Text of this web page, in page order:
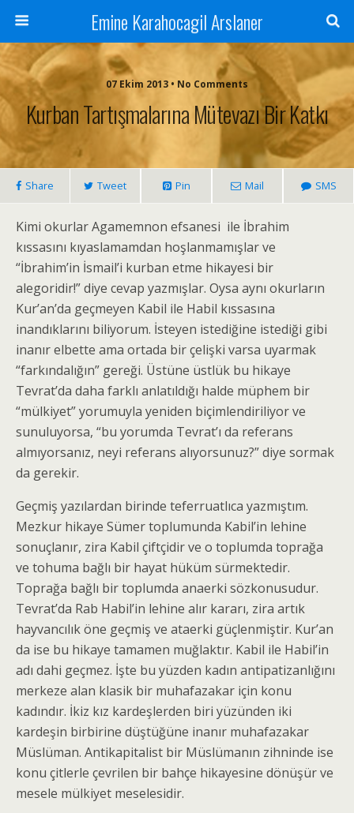
Emine Karahocagil Arslaner
07 Ekim 2013 • No Comments
Kurban Tartışmalarına Mütevazı Bir Katkı
Share Tweet Pin Mail SMS
Kimi okurlar Agamemnon efsanesi ile İbrahim
kıssasını kıyaslamamdan hoşlanmamışlar ve
“İbrahim’in İsmail’i kurban etme hikayesi bir
alegoridir!” diye cevap yazmışlar. Oysa aynı okurların
Kur’an’da geçmeyen Kabil ile Habil kıssasına
inandıklarını biliyorum. İsteyen istediğine istediği gibi
inanır elbette ama ortada bir çelişki varsa uyarmak
“farkındalığın” gereği. Üstüne üstlük bu hikaye
Tevrat’da daha farklı anlatıldığı halde müphem bir
“mülkiyet” yorumuyla yeniden biçimlendiriliyor ve
sunuluyorsa, “bu yorumda Tevrat’ı da referans
almıyorsanız, neyi referans alıyorsunuz?” diye sormak
da gerekir.
Geçmiş yazılardan birinde teferruatlıca yazmıştım.
Mezkur hikaye Sümer toplumunda Kabil’in lehine
sonuçlanır, zira Kabil çiftçidir ve o toplumda toprağa
ve tohuma bağlı bir hayat hüküm sürmektedir.
Toprağa bağlı bir toplumda anaerki sözkonusudur.
Tevrat’da Rab Habil’in lehine alır kararı, zira artık
hayvancılık öne geçmiş ve ataerki güçlenmiştir. Kur’an
da ise bu hikaye tamamen muğlaktır. Kabil ile Habil’in
adı dahi geçmez. İşte bu yüzden kadın antipatizanlığını
merkeze alan klasik bir muhafazakar için konu
kadındır. İkiz kız kardeşlerden biri yüzünden iki
kardeşin birbirine düştüğüne inanır muhafazakar
Müslüman. Antikapitalist bir Müslümanın zihninde ise
konu çitlerle çevrilen bir bahçe hikayesine dönüşür ve
mesele mülkiyet meselesidir.